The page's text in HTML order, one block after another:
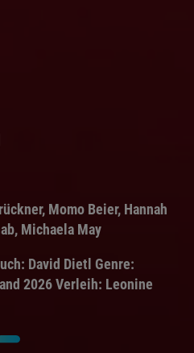
Momo Beier, Hannah
Michaela May
David Dietl Genre:
2026Verleih: Leonine